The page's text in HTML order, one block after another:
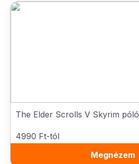
The Elder Scrolls V Skyrim póló
4990 Ft-tól
Megnézem